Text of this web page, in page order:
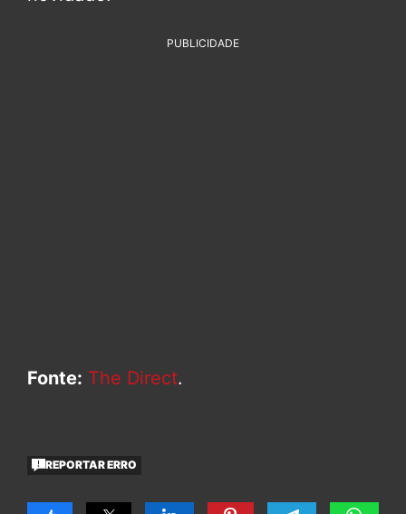
PUBLICIDADE
Fonte: The Direct.
REPORTAR ERRO